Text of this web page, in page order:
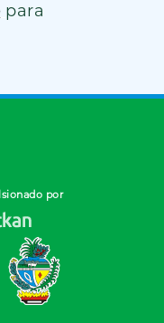
para
por